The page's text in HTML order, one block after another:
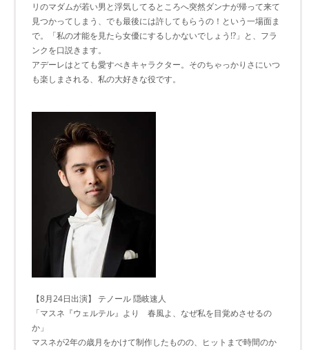
リのマダムが若い男と浮気してるところへ突然ダンナが帰って来て
見つかってしまう、でも最後には許してもらうの！という一場面ま
で。「私の才能を見たら女優にするしかないでしょう!?」と、フラ
ンクを口説きます。
アデーレはとても愛すべきキャラクター。そのちゃっかりさにいつ
も楽しまされる、私の大好きな役です。
【8月24日出演】 テノール 隠岐速人
「マスネ『ウェルテル』より 春風よ、なぜ私を目覚めさせるの
か」
マスネが2年の歳月をかけて制作したものの、ヒットまで時間のか